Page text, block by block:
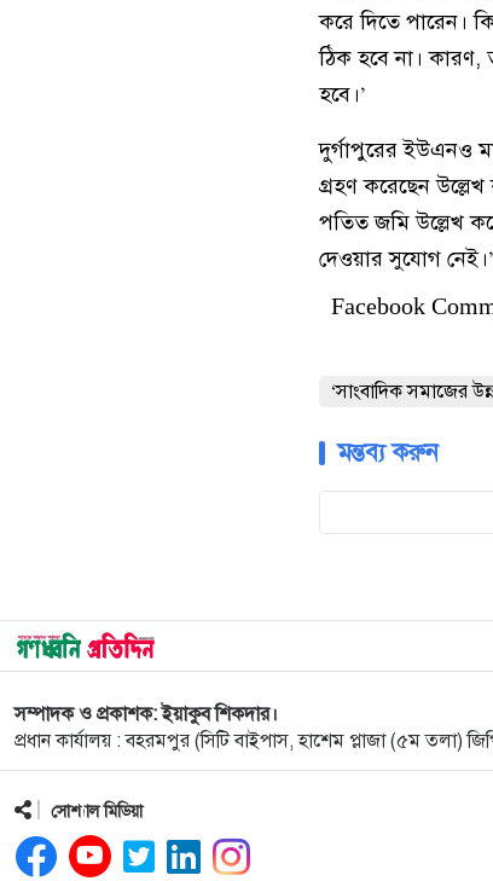
করে দিতে পারেন।
ঠিক হবে না। কারণ,
হবে।’
দুর্গাপুরের ইউএনও
গ্রহণ করেছেন
পতিত জমি উল্লেখ
দেওয়ার সুযোগ নেই।’
Facebook
‘সাংবাদিক সমাজের
মন্তব্য করুন
সম্পাদক ও প্রকাশক: ইয়াকুব শিকদার।
প্রধান কার্যালয় : বহরমপুর (সিটি বাইপাস, হাশেম প্লাজা (৫ম তলা)
সোশ্যাল মিডিয়া